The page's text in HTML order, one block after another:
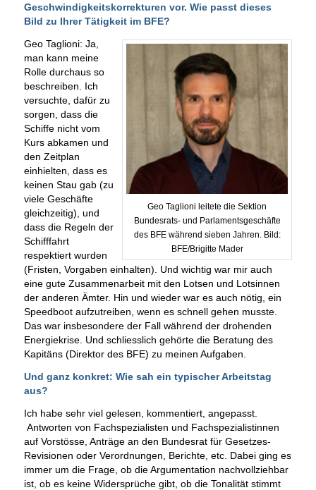
Geschwindigkeitskorrekturen vor. Wie passt dieses
Bild zu Ihrer Tätigkeit im BFE?
Geo Taglioni leitete die Sektion
Bundesrats- und Parlamentsgeschäfte
des BFE während sieben Jahren. Bild:
BFE/Brigitte Mader
Geo Taglioni: Ja,
man kann meine
Rolle durchaus so
beschreiben. Ich
versuchte, dafür zu
sorgen, dass die
Schiffe nicht vom
Kurs abkamen und
den Zeitplan
einhielten, dass es
keinen Stau gab (zu
viele Geschäfte
gleichzeitig), und
dass die Regeln der
Schifffahrt
respektiert wurden
(Fristen, Vorgaben einhalten). Und wichtig war mir auch
eine gute Zusammenarbeit mit den Lotsen und Lotsinnen
der anderen Ämter. Hin und wieder war es auch nötig, ein
Speedboot aufzutreiben, wenn es schnell gehen musste.
Das war insbesondere der Fall während der drohenden
Energiekrise. Und schliesslich gehörte die Beratung des
Kapitäns (Direktor des BFE) zu meinen Aufgaben.
Und ganz konkret: Wie sah ein typischer Arbeitstag
aus?
Ich habe sehr viel gelesen, kommentiert, angepasst.
Antworten von Fachspezialisten und Fachspezialistinnen
auf Vorstösse, Anträge an den Bundesrat für Gesetzes-
Revisionen oder Verordnungen, Berichte, etc. Dabei ging es
immer um die Frage, ob die Argumentation nachvollziehbar
ist, ob es keine Widersprüche gibt, ob die Tonalität stimmt